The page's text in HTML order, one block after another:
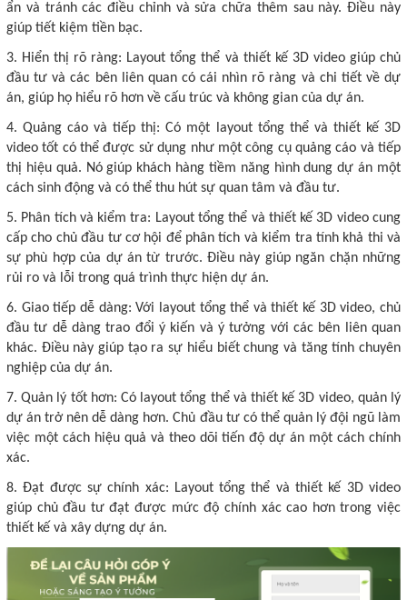
ẩn và tránh các điều chỉnh và sửa chữa thêm sau này. Điều này
giúp tiết kiệm tiền bạc.
3. Hiển thị rõ ràng: Layout tổng thể và thiết kế 3D video giúp chủ
đầu tư và các bên liên quan có cái nhìn rõ ràng và chi tiết về dự
án, giúp họ hiểu rõ hơn về cấu trúc và không gian của dự án.
4. Quảng cáo và tiếp thị: Có một layout tổng thể và thiết kế 3D
video tốt có thể được sử dụng như một công cụ quảng cáo và tiếp
thị hiệu quả. Nó giúp khách hàng tiềm năng hình dung dự án một
cách sinh động và có thể thu hút sự quan tâm và đầu tư.
5. Phân tích và kiểm tra: Layout tổng thể và thiết kế 3D video cung
cấp cho chủ đầu tư cơ hội để phân tích và kiểm tra tính khả thi và
sự phù hợp của dự án từ trước. Điều này giúp ngăn chặn những
rủi ro và lỗi trong quá trình thực hiện dự án.
6. Giao tiếp dễ dàng: Với layout tổng thể và thiết kế 3D video, chủ
đầu tư dễ dàng trao đổi ý kiến và ý tưởng với các bên liên quan
khác. Điều này giúp tạo ra sự hiểu biết chung và tăng tính chuyên
nghiệp của dự án.
7. Quản lý tốt hơn: Có layout tổng thể và thiết kế 3D video, quản lý
dự án trở nên dễ dàng hơn. Chủ đầu tư có thể quản lý đội ngũ làm
việc một cách hiệu quả và theo dõi tiến độ dự án một cách chính
xác.
8. Đạt được sự chính xác: Layout tổng thể và thiết kế 3D video
giúp chủ đầu tư đạt được mức độ chính xác cao hơn trong việc
thiết kế và xây dựng dự án.